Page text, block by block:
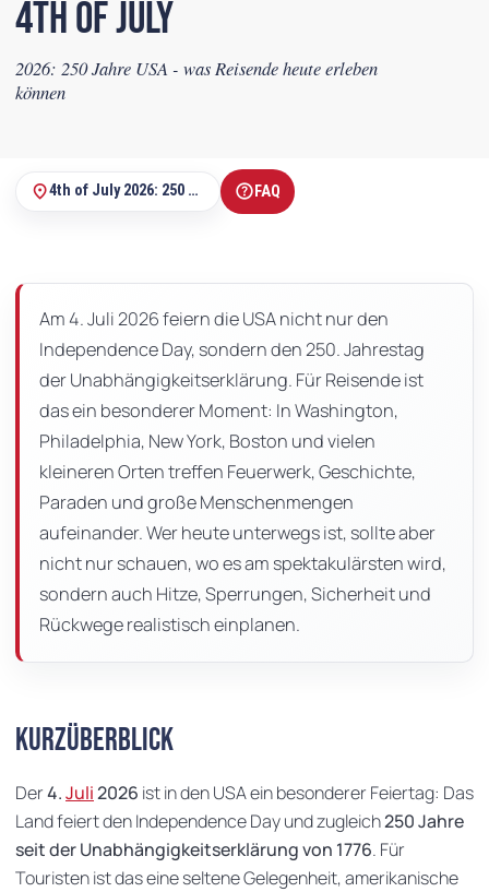
4th of July
2026: 250 Jahre USA - was Reisende heute erleben
können
dieser
Seite
place 4th of July 2026: 250 Jahre USA - was Reisende heute erleben können help FAQ
Am 4. Juli 2026 feiern die USA nicht nur den
Independence Day, sondern den 250. Jahrestag
der Unabhängigkeitserklärung. Für Reisende ist
das ein besonderer Moment: In Washington,
Philadelphia, New York, Boston und vielen
kleineren Orten treffen Feuerwerk, Geschichte,
Paraden und große Menschenmengen
aufeinander. Wer heute unterwegs ist, sollte aber
nicht nur schauen, wo es am spektakulärsten wird,
sondern auch Hitze, Sperrungen, Sicherheit und
Rückwege realistisch einplanen.
Kurzüberblick
Der4.Juli2026 ist in den USA ein besonderer Feiertag: Das
Land feiert den Independence Day und zugleich250 Jahre
seit der Unabhängigkeitserklärung von 1776. Für
Touristen ist das eine seltene Gelegenheit, amerikanische